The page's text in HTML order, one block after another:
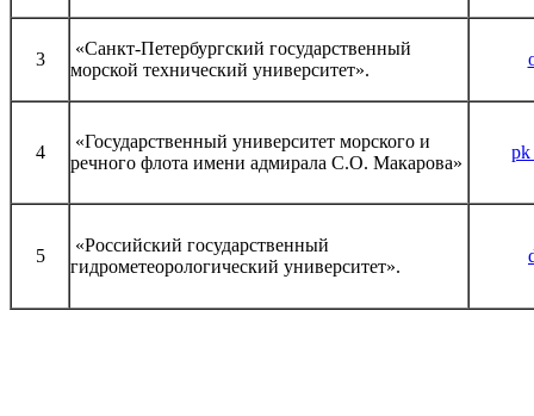
3
«Санкт-Петербургский государственный
морской технический университет».
4
«Государственный университет морского и
речного флота имени адмирала С.О. Макарова»
5
«Российский государственный
гидрометеорологический университет».